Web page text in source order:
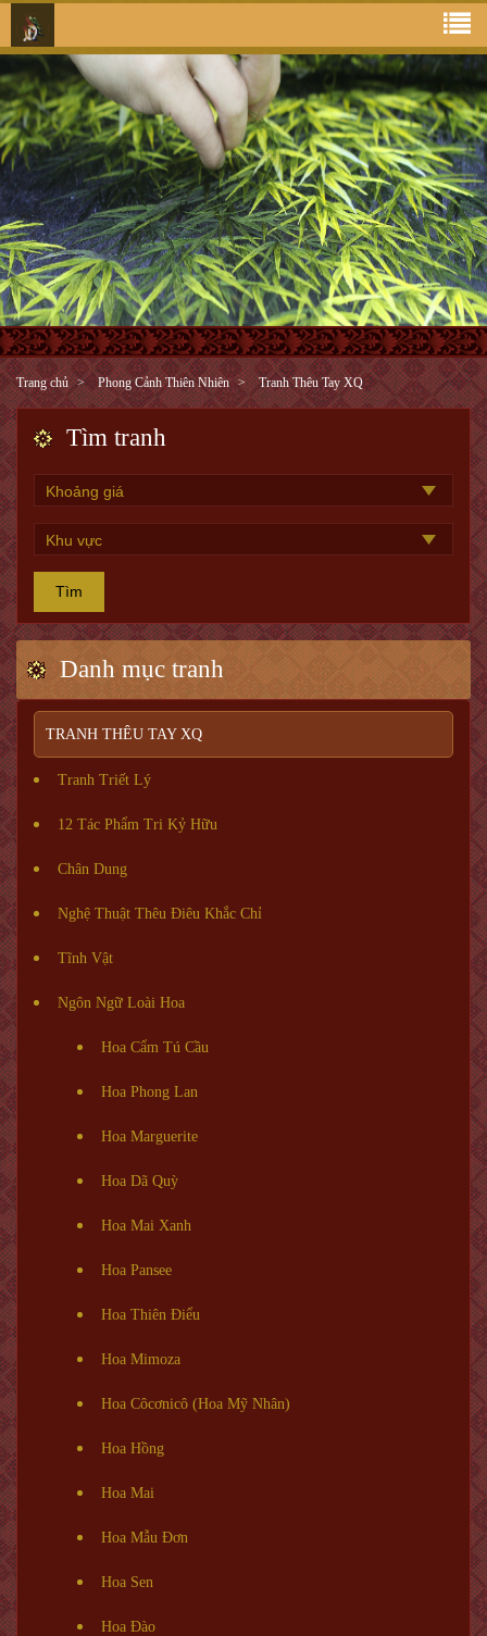
Trang chủ Phong Cảnh Thiên Nhiên Tranh Thêu Tay XQ
Tìm tranh
Tìm
Danh mục tranh
TRANH THÊU TAY XQ
Tranh Triết Lý
12 Tác Phẩm Tri Kỷ Hữu
Chân Dung
Nghệ Thuật Thêu Điêu Khắc Chỉ
Tĩnh Vật
Ngôn Ngữ Loài Hoa
Hoa Cẩm Tú Cầu
Hoa Phong Lan
Hoa Marguerite
Hoa Dã Quỳ
Hoa Mai Xanh
Hoa Pansee
Hoa Thiên Điểu
Hoa Mimoza
Hoa Côcơnicô (Hoa Mỹ Nhân)
Hoa Hồng
Hoa Mai
Hoa Mẫu Đơn
Hoa Sen
Hoa Đào